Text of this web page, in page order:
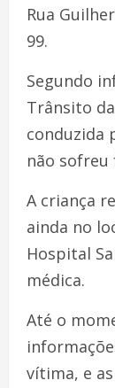
Rua
99.
Segundo
Trânsito
conduzida
não
A criança
ainda no
Hospital
médica.
Até o
vítima, e